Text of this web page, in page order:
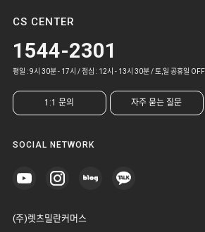
CS CENTER
1544-2301
평일 : 9시 30분 - 17시 / 점심 : 12시 - 13시 30분 / 토,일 공휴일 OFF
1:1 문의 자주 묻는 질문
SOCIAL NETWORK
(주)렛츠밀란커머스